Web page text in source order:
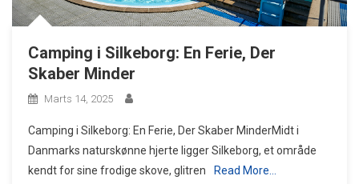
Camping i Silkeborg: En Ferie, Der
Skaber Minder
Marts 14, 2025
Camping i Silkeborg: En Ferie, Der Skaber MinderMidt i
Danmarks naturskønne hjerte ligger Silkeborg, et område
kendt for sine frodige skove, glitren
Read More…